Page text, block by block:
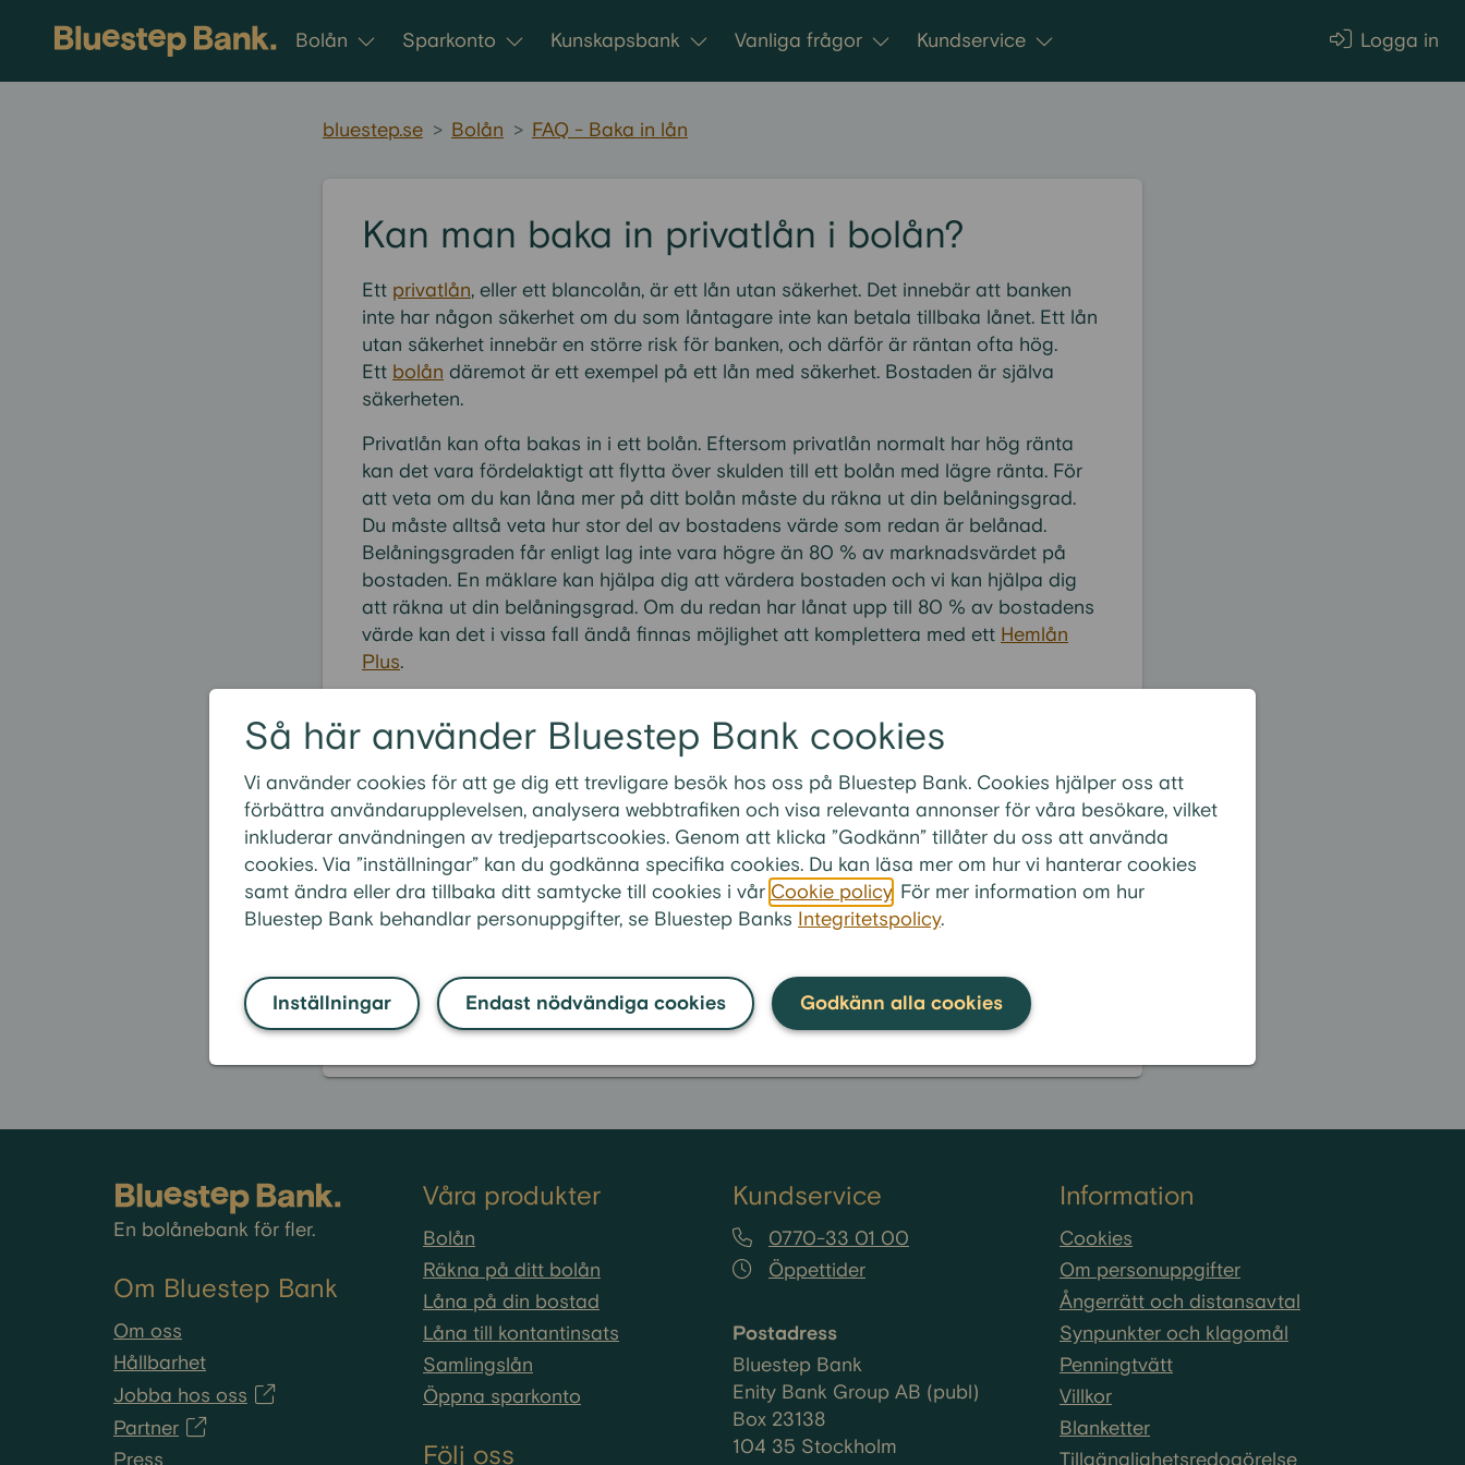
Så här använder Bluestep Bank cookies
Vi använder cookies för att ge dig ett trevligare besök hos oss på Bluestep Bank. Cookies hjälper oss att
förbättra användarupplevelsen, analysera webbtrafiken och visa relevanta annonser för våra besökare, vilket
inkluderar användningen av tredjepartscookies. Genom att klicka ”Godkänn” tillåter du oss att använda
cookies. Via ”inställningar” kan du godkänna specifika cookies. Du kan läsa mer om hur vi hanterar cookies
samt ändra eller dra tillbaka ditt samtycke till cookies i vår Cookie policy . För mer information om hur
Bluestep Bank behandlar personuppgifter, se Bluestep Banks Integritetspolicy.
Inställningar Endast nödvändiga cookies Godkänn alla cookies
Gå till innehållet
Bolån Sparkonto Kunskapsbank Vanliga frågor Kundservice Logga in
bluestep.se > Bolån > FAQ - Baka in lån
Kan man baka in privatlån i bolån?
Ett privatlån, eller ett blancolån, är ett lån utan säkerhet. Det innebär att banken
inte har någon säkerhet om du som låntagare inte kan betala tillbaka lånet. Ett lån
utan säkerhet innebär en större risk för banken, och därför är räntan ofta hög.
Ett bolån däremot är ett exempel på ett lån med säkerhet. Bostaden är själva
säkerheten.
Privatlån kan ofta bakas in i ett bolån. Eftersom privatlån normalt har hög ränta
kan det vara fördelaktigt att flytta över skulden till ett bolån med lägre ränta. För
att veta om du kan låna mer på ditt bolån måste du räkna ut din belåningsgrad.
Du måste alltså veta hur stor del av bostadens värde som redan är belånad.
Belåningsgraden får enligt lag inte vara högre än 80 % av marknadsvärdet på
bostaden. En mäklare kan hjälpa dig att värdera bostaden och vi kan hjälpa dig
att räkna ut din belåningsgrad. Om du redan har lånat upp till 80 % av bostadens
värde kan det i vissa fall ändå finnas möjlighet att komplettera med ett Hemlån
Plus.
Vanligaste frågorna inomFAQ - Baka in lån:
Kan man baka in billån i bolån?
Kan man baka in andra lån i bolånet?
Är det möjligt att baka in krediter i bolånet?
Hur fungerar det att baka in avbetalningar eller konsumentkrediter i bolånet?
Se alla frågor
En bolånebank för fler.
Om Bluestep Bank
Om oss
Hållbarhet
Jobba hos oss
Partner
Våra produkter
Bolån
Räkna på ditt bolån
Låna på din bostad
Låna till kontantinsats
Samlingslån
Öppna sparkonto
Följ oss
Kundservice
0770-33 01 00
Öppettider
Postadress
Bluestep Bank
Enity Bank Group AB (publ)
Box 23138
104 35 Stockholm
Information
Cookies
Om personuppgifter
Ångerrätt och distansavtal
Synpunkter och klagomål
Penningtvätt
Villkor
Blanketter